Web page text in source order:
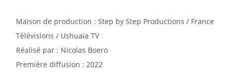
Maison de production : Step by Step Productions / France
Télévisions / Ushuaïa TV
Réalisé par : Nicolas Boero
Première diffusion : 2022